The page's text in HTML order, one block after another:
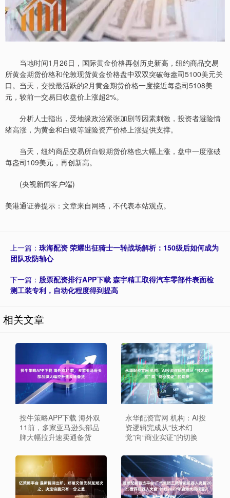
当地时间1月26日，国际黄金价格再创历史新高，纽约商品交易
所黄金期货价格和伦敦现货黄金价格盘中双双突破每盎司5100美元关
口。当天，交投最活跃的2月黄金期货价格一度接近每盎司5108美
元，较前一交易日收盘价上涨超2%。
分析人士指出，受地缘政治紧张加剧等因素刺激，投资者避险情
绪高涨，为黄金和白银等避险资产价格上涨提供支撑。
当天，纽约商品交易所白银期货价格也大幅上涨，盘中一度涨破
每盎司109美元，再创新高。
(央视新闻客户端)
美港通证券提示：文章来自网络，不代表本站观点。
上一篇： 珠海配资 荣耀出征骑士一转战场解析：150级后如何成为
团队攻防轴心
下一篇： 股票配资排行APP下载 森宇精工取得汽车零部件表面检
测工装专利，自动化程度得到提高
相关文章
投牛策略APP下载 海外双
11前，多家亚马逊头部品
牌大幅拉升速卖通备货
永华配资官网 机构：AI投
资逻辑完成从“技术幻
觉”向“商业实证”的切换